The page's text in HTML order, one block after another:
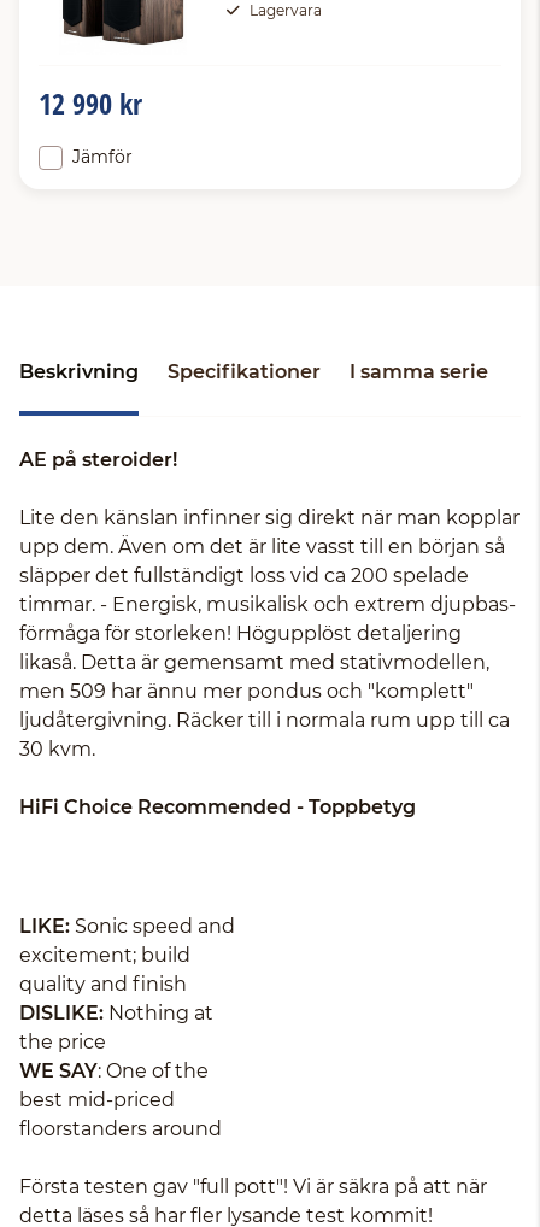
Lagervara
12 990 kr
Jämför
Beskrivning Specifikationer I samma serie
AE på steroider!
Lite den känslan infinner sig direkt när man kopplar
upp dem. Även om det är lite vasst till en början så
släpper det fullständigt loss vid ca 200 spelade
timmar. - Energisk, musikalisk och extrem djupbas-
förmåga för storleken! Högupplöst detaljering
likaså. Detta är gemensamt med stativmodellen,
men 509 har ännu mer pondus och "komplett"
ljudåtergivning. Räcker till i normala rum upp till ca
30 kvm.
HiFi Choice Recommended - Toppbetyg
LIKE: Sonic speed and
excitement; build
quality and finish
DISLIKE: Nothing at
the price
WE SAY: One of the
best mid-priced
floorstanders around
Första testen gav "full pott"! Vi är säkra på att när
detta läses så har fler lysande test kommit!